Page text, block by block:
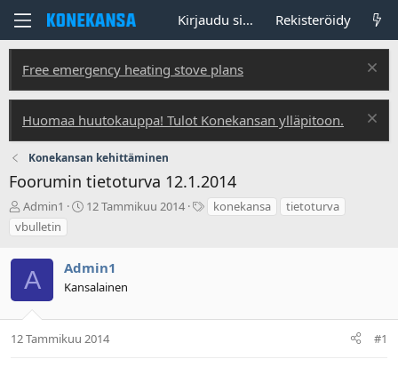
Kirjaudu sisään Rekisteröidy
Free emergency heating stove plans
Huomaa huutokauppa! Tulot Konekansan ylläpitoon.
Konekansan kehittäminen
Foorumin tietoturva 12.1.2014
V
i
e
i
k
t
j
Admin1
A
t
u
p
ä
i
12 Tammikuu 2014
T
u
e
konekansa
tietoturva
vbulletin
A Admin1
Kansalainen
12 Tammikuu 2014 #1